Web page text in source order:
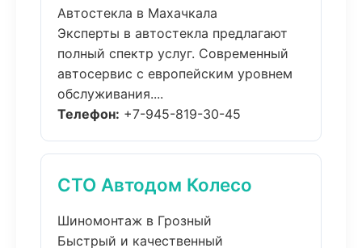
Автостекла в Махачкала
Эксперты в автостекла предлагают
полный спектр услуг. Современный
автосервис с европейским уровнем
обслуживания....
Телефон: +7-945-819-30-45
СТО Автодом Колесо
Шиномонтаж в Грозный
Быстрый и качественный